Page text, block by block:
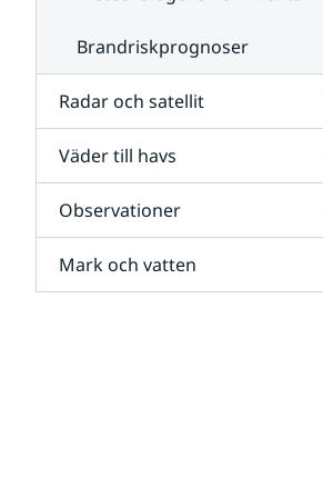
Brandriskprognoser
Radar och satellit
Väder till havs
Observationer
Mark och vatten